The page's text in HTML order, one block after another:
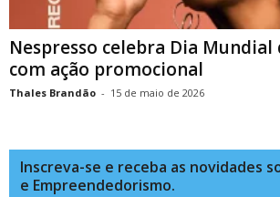
Nespresso celebra Dia Mundial
com ação promocional
Thales Brandão - 15 de maio de 2026
Inscreva-se e receba as novidades
e Empreendedorismo.